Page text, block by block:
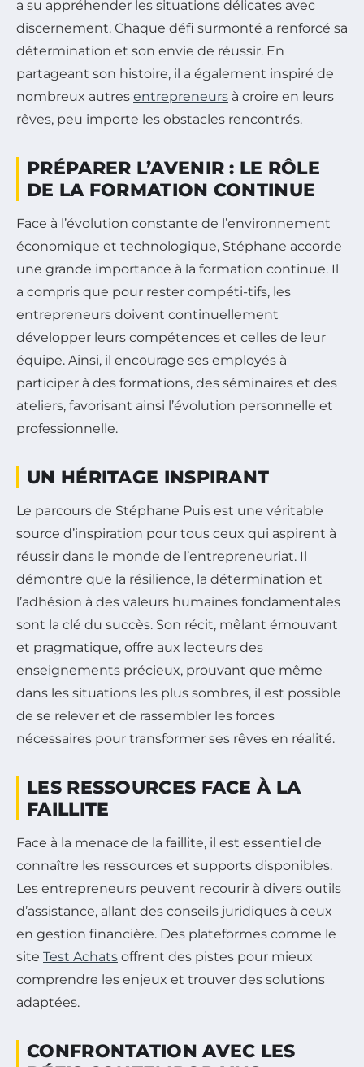
a su appréhender les situations délicates avec
discernement. Chaque défi surmonté a renforcé sa
détermination et son envie de réussir. En
partageant son histoire, il a également inspiré de
nombreux autres entrepreneurs à croire en leurs
rêves, peu importe les obstacles rencontrés.
PRÉPARER L’AVENIR : LE RÔLE
DE LA FORMATION CONTINUE
Face à l’évolution constante de l’environnement
économique et technologique, Stéphane accorde
une grande importance à la formation continue. Il
a compris que pour rester compéti-tifs, les
entrepreneurs doivent continuellement
développer leurs compétences et celles de leur
équipe. Ainsi, il encourage ses employés à
participer à des formations, des séminaires et des
ateliers, favorisant ainsi l’évolution personnelle et
professionnelle.
UN HÉRITAGE INSPIRANT
Le parcours de Stéphane Puis est une véritable
source d’inspiration pour tous ceux qui aspirent à
réussir dans le monde de l’entrepreneuriat. Il
démontre que la résilience, la détermination et
l’adhésion à des valeurs humaines fondamentales
sont la clé du succès. Son récit, mêlant émouvant
et pragmatique, offre aux lecteurs des
enseignements précieux, prouvant que même
dans les situations les plus sombres, il est possible
de se relever et de rassembler les forces
nécessaires pour transformer ses rêves en réalité.
LES RESSOURCES FACE À LA
FAILLITE
Face à la menace de la faillite, il est essentiel de
connaître les ressources et supports disponibles.
Les entrepreneurs peuvent recourir à divers outils
d’assistance, allant des conseils juridiques à ceux
en gestion financière. Des plateformes comme le
site Test Achats offrent des pistes pour mieux
comprendre les enjeux et trouver des solutions
adaptées.
CONFRONTATION AVEC LES